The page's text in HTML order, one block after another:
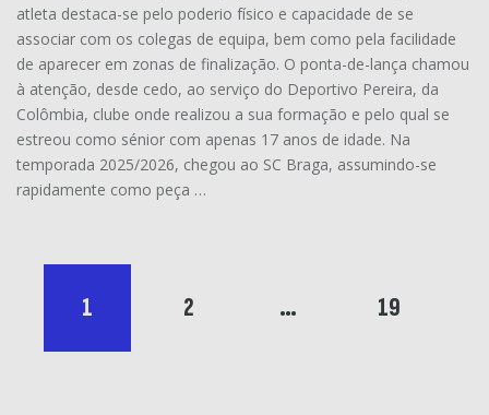
atleta destaca-se pelo poderio físico e capacidade de se
associar com os colegas de equipa, bem como pela facilidade
de aparecer em zonas de finalização. O ponta-de-lança chamou
à atenção, desde cedo, ao serviço do Deportivo Pereira, da
Colômbia, clube onde realizou a sua formação e pelo qual se
estreou como sénior com apenas 17 anos de idade. Na
temporada 2025/2026, chegou ao SC Braga, assumindo-se
rapidamente como peça …
1 2 … 19